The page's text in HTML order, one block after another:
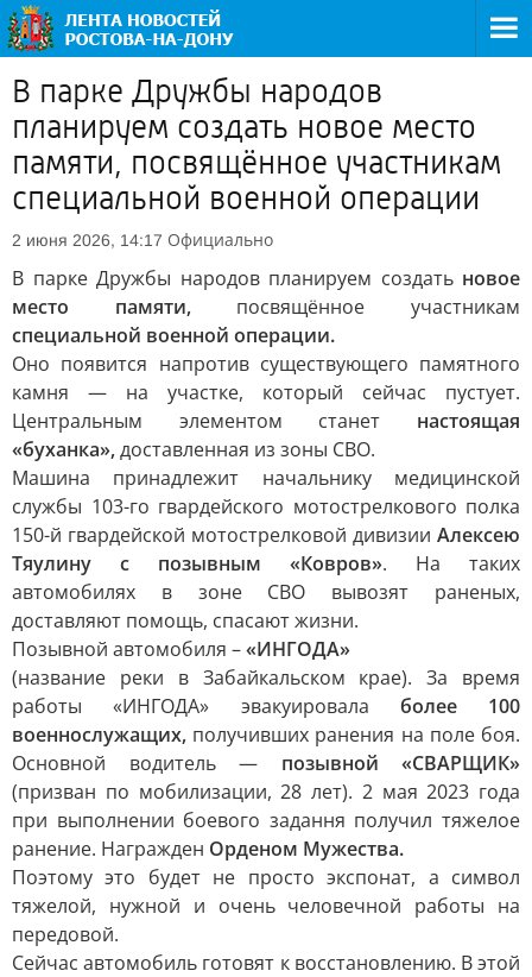
В парке Дружбы народов
планируем создать новое место
памяти, посвящённое участникам
специальной военной операции
2 июня 2026, 14:17 Официально
В парке Дружбы народов планируем создать новое
место памяти, посвящённое участникам
специальной военной операции.
Оно появится напротив существующего памятного
камня — на участке, который сейчас пустует.
Центральным элементом станет настоящая
«буханка»,доставленная из зоны СВО.
Машина принадлежит начальнику медицинской
службы 103-го гвардейского мотострелкового полка
150-й гвардейской мотострелковой дивизии Алексею
Тяулину с позывным «Ковров». На таких
автомобилях в зоне СВО вывозят раненых,
доставляют помощь, спасают жизни.
Позывной автомобиля –«ИНГОДА»
(название реки в Забайкальском крае). За время
работы «ИНГОДА» эвакуировала более 100
военнослужащих, получивших ранения на поле боя.
Основной водитель — позывной «СВАРЩИК»
(призван по мобилизации, 28 лет). 2 мая 2023 года
при выполнении боевого задання получил тяжелое
ранение. Награжден Орденом Мужества.
Поэтому это будет не просто экспонат, а символ
тяжелой, нужной и очень человечной работы на
передовой.
Сейчас автомобиль готовят к восстановлению. В этой